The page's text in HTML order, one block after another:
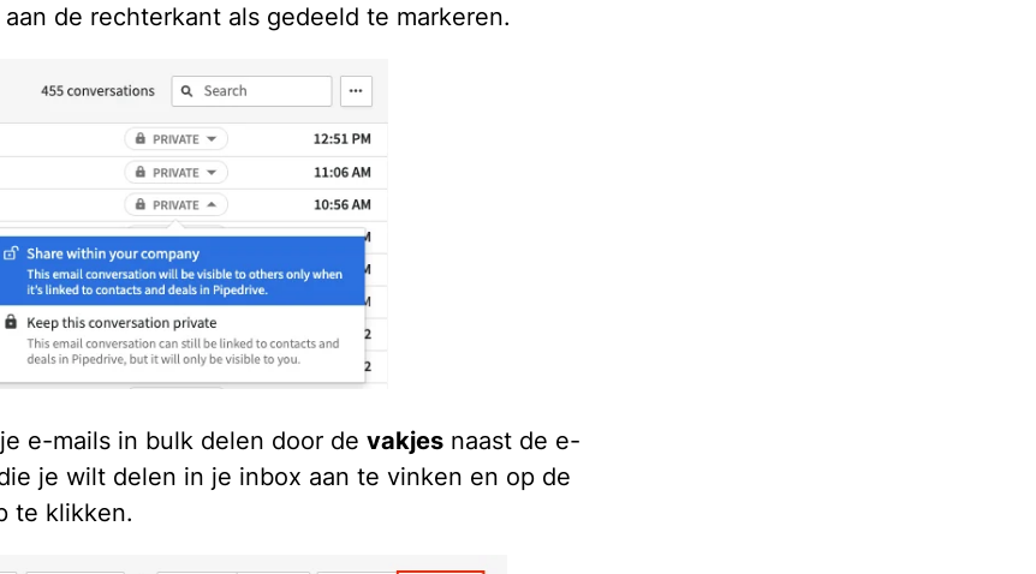
de rechterkant als gedeeld te markeren.
e-mails in bulk delen door de vakjes naast de e-
je wilt delen in je inbox aan te vinken en op de
te klikken.